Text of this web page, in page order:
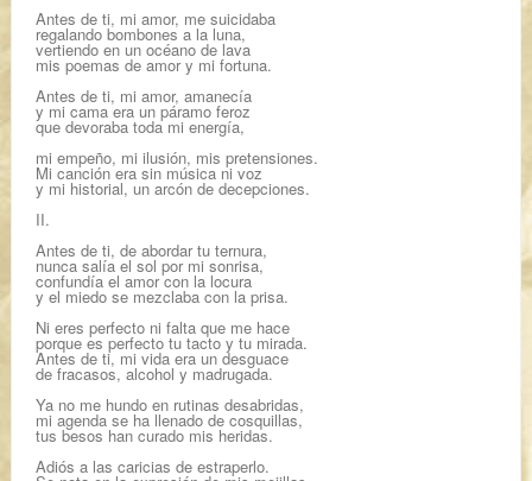
Antes de ti, mi amor, me suicidaba
regalando bombones a la luna,
vertiendo en un océano de lava
mis poemas de amor y mi fortuna.
Antes de ti, mi amor, amanecía
y mi cama era un páramo feroz
que devoraba toda mi energía,
mi empeño, mi ilusión, mis pretensiones.
Mi canción era sin música ni voz
y mi historial, un arcón de decepciones.
II.
Antes de ti, de abordar tu ternura,
nunca salía el sol por mi sonrisa,
confundía el amor con la locura
y el miedo se mezclaba con la prisa.
Ni eres perfecto ni falta que me hace
porque es perfecto tu tacto y tu mirada.
Antes de ti, mi vida era un desguace
de fracasos, alcohol y madrugada.
Ya no me hundo en rutinas desabridas,
mi agenda se ha llenado de cosquillas,
tus besos han curado mis heridas.
Adiós a las caricias de estraperlo.